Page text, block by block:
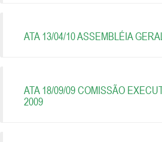
ATA 13/04/10 ASSEMBLÉIA GERAL
ATA 18/09/09 COMISSÃO
2009